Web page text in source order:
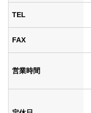
TEL
FAX
営業時間